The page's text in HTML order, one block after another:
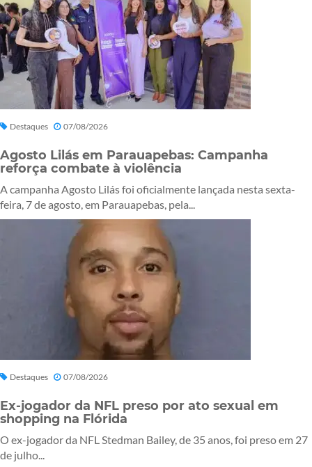
Destaques 07/08/2026
Agosto Lilás em Parauapebas: Campanha
reforça combate à violência
A campanha Agosto Lilás foi oficialmente lançada nesta sexta-
feira, 7 de agosto, em Parauapebas, pela...
Destaques 07/08/2026
Ex-jogador da NFL preso por ato sexual em
shopping na Flórida
O ex-jogador da NFL Stedman Bailey, de 35 anos, foi preso em 27
de julho...